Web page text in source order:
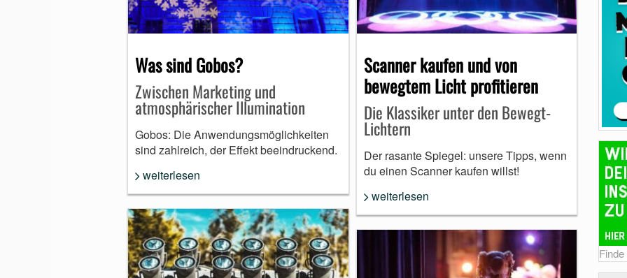
MUNDHARMONIKA
Was sind Gobos?
Zwischen Marketing und
atmosphärischer Illumination
Gobos: Die Anwendungsmöglichkeiten
sind zahlreich, der Effekt beeindruckend.
weiterlesen
Scanner kaufen und von
bewegtem Licht profitieren
Die Klassiker unter den Bewegt-
Lichtern
Der rasante Spiegel: unsere Tipps, wenn
du einen Scanner kaufen willst!
weiterlesen